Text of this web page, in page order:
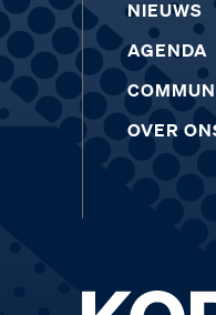
NIEUWS
AGENDA
OVER